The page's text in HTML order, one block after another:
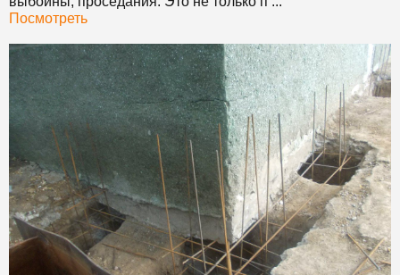
Посмотреть